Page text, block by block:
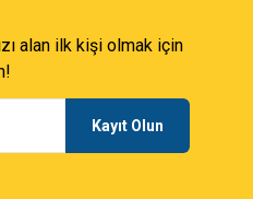
alan ilk kişi olmak için
Kayıt Olun